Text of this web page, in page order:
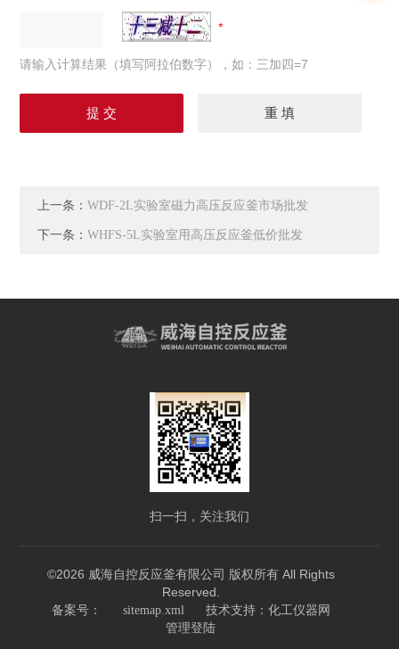
请输入计算结果（填写阿拉伯数字），如：三加四=7
上一条：WDF-2L实验室磁力高压反应釜市场批发
下一条：WHFS-5L实验室用高压反应釜低价批发
扫一扫，关注我们
©2026 威海自控反应釜有限公司 版权所有 All Rights
Reserved.
备案号： sitemap.xml 技术支持： 化工仪器网
管理登陆